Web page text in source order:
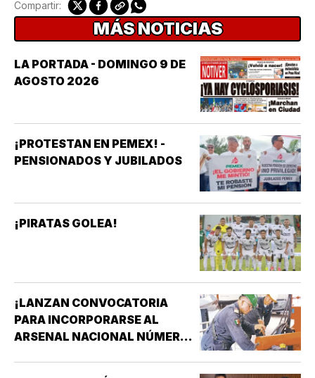
Compartir:
MÁS NOTICIAS
LA PORTADA - DOMINGO 9 DE
AGOSTO 2026
¡PROTESTAN EN PEMEX! -
PENSIONADOS Y JUBILADOS
¡PIRATAS GOLEA!
¡LANZAN CONVOCATORIA
PARA INCORPORARSE AL
ARSENAL NACIONAL NÚMERO